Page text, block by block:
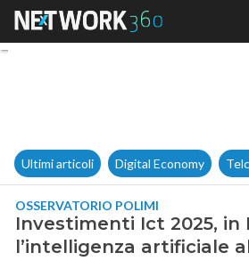
Ultimi articoli Digital Economy
OSSERVATORIO POLIMI
Investimenti Ict 2025, in
l’intelligenza artificiale